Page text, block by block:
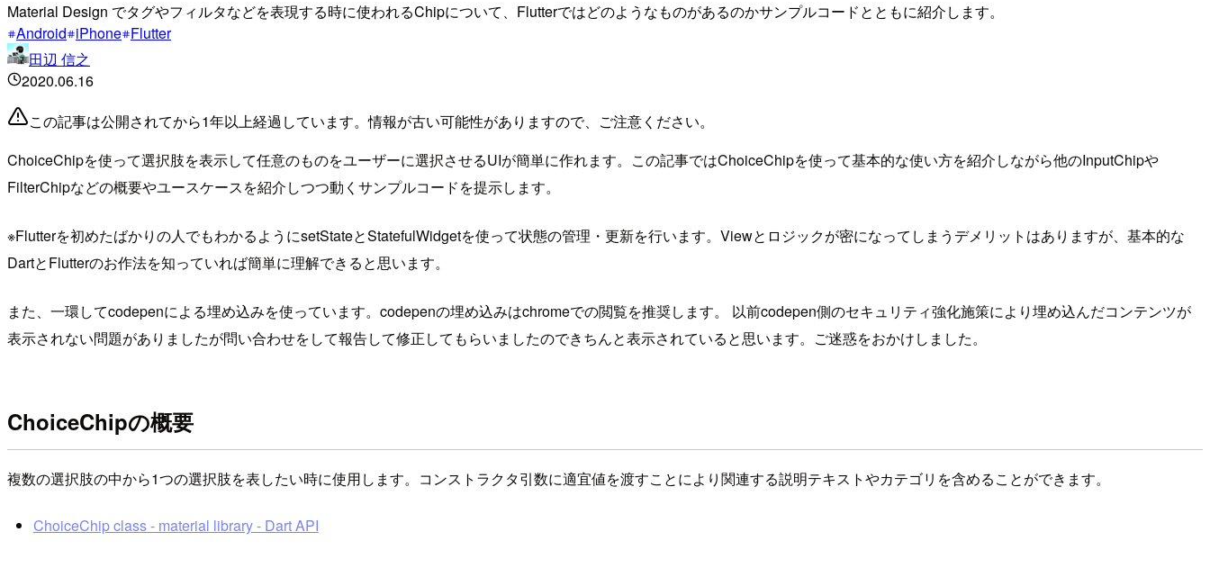
Material Design でタグやフィルタなどを表現する時に使われるChipについて、Flutterではどのようなものがあるのかサンプルコードとともに紹介します。
Android iPhone Flutter
田辺 信之
2020.06.16
この記事は公開されてから1年以上経過しています。情報が古い可能性がありますので、ご注意ください。
ChoiceChipを使って選択肢を表示して任意のものをユーザーに選択させるUIが簡単に作れます。この記事ではChoiceChipを使って基本的な使い方を紹介しながら他のInputChipや
FilterChipなどの概要やユースケースを紹介しつつ動くサンプルコードを提示します。
※Flutterを初めたばかりの人でもわかるようにsetStateとStatefulWidgetを使って状態の管理・更新を行います。Viewとロジックが密になってしまうデメリットはありますが、基本的な
DartとFlutterのお作法を知っていれば簡単に理解できると思います。
また、一環してcodepenによる埋め込みを使っています。codepenの埋め込みはchromeでの閲覧を推奨します。 以前codepen側のセキュリティ強化施策により埋め込んだコンテンツが
表示されない問題がありましたが問い合わせをして報告して修正してもらいましたのできちんと表示されていると思います。ご迷惑をおかけしました。
ChoiceChipの概要
複数の選択肢の中から1つの選択肢を表したい時に使用します。コンストラクタ引数に適宜値を渡すことにより関連する説明テキストやカテゴリを含めることができます。
ChoiceChip class - material library - Dart API